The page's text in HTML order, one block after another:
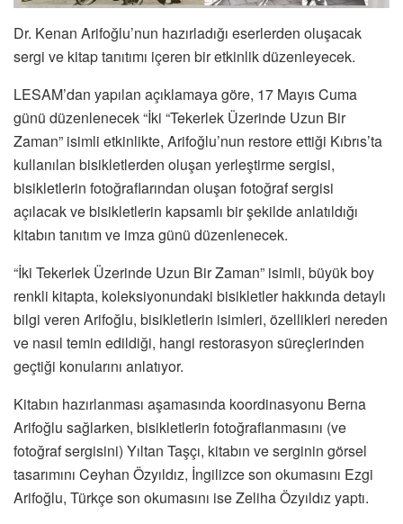
Dr. Kenan Arifoğlu’nun hazırladığı eserlerden oluşacak
sergi ve kitap tanıtımı içeren bir etkinlik düzenleyecek.
LESAM’dan yapılan açıklamaya göre, 17 Mayıs Cuma
günü düzenlenecek “İki “Tekerlek Üzerinde Uzun Bir
Zaman” isimli etkinlikte, Arifoğlu’nun restore ettiği Kıbrıs’ta
kullanılan bisikletlerden oluşan yerleştirme sergisi,
bisikletlerin fotoğraflarından oluşan fotoğraf sergisi
açılacak ve bisikletlerin kapsamlı bir şekilde anlatıldığı
kitabın tanıtım ve imza günü düzenlenecek.
“İki Tekerlek Üzerinde Uzun Bir Zaman” isimli, büyük boy
renkli kitapta, koleksiyonundaki bisikletler hakkında detaylı
bilgi veren Arifoğlu, bisikletlerin isimleri, özellikleri nereden
ve nasıl temin edildiği, hangi restorasyon süreçlerinden
geçtiği konularını anlatıyor.
Kitabın hazırlanması aşamasında koordinasyonu Berna
Arifoğlu sağlarken, bisikletlerin fotoğraflanmasını (ve
fotoğraf sergisini) Yıltan Taşçı, kitabın ve serginin görsel
tasarımını Ceyhan Özyıldız, İngilizce son okumasını Ezgi
Arifoğlu, Türkçe son okumasını ise Zeliha Özyıldız yaptı.